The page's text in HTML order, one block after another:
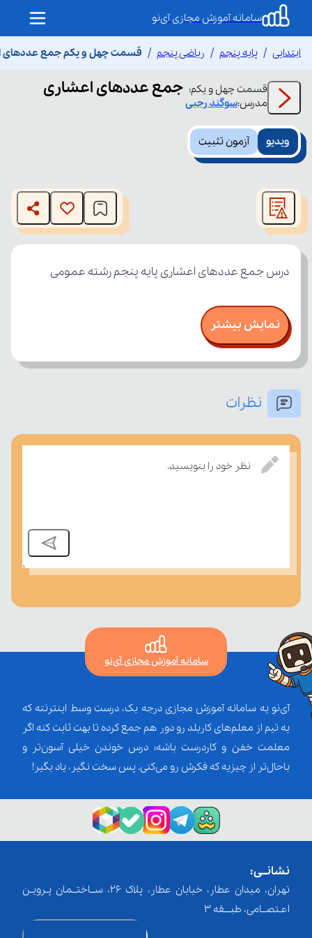
سامانه آموزش مجازی آی‌نو
ابتدایی پایه پنجم ریاضی پنجم قسمت چهل و یکم جمع عددهای
قسمت چهل و یکم: جمع عددهای اعشاری
مدرس:سوگند رجبی
ویدیو آزمون تثبیت
modal
window.
The media could not be loaded, either because the server
or network failed or because the format is not supported.
درس جمع عددهای اعشاری پایه پنجم رشته عمومی
نمایش بیشتر
نظرات
نظر خود را بنویسید.
سامانه آموزش مجازی آی‌نو
آی‌نو یه سامانه آموزش مجازی درجه یک، درست وسط اینترنته که
یه تیم از معلم‌‌های کاربلد رو دور هم جمع کرده تا بهت ثابت کنه اگر
معلمت خفن و کاردرست باشه؛ درس خوندن خیلی آسون‌تر و
باحال‌تر از چیزیه که فکرش رو می‌کنی. پس سخت نگیر، یاد بگیر!
نشانــی:
تهران، میدان عطار، خیابان عطار، پلاک 26، ســاختــمان پـرویـن
اعـتصــامی، طبـــقه 3